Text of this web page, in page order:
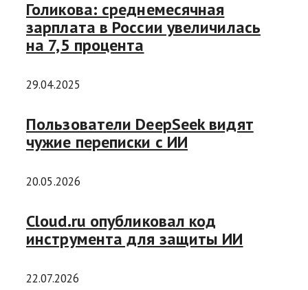
Голикова: среднемесячная
зарплата в России увеличилась
на 7,5 процента
29.04.2025
Пользователи DeepSeek видят
чужие переписки с ИИ
20.05.2026
Cloud.ru опубликовал код
инструмента для защиты ИИ
22.07.2026